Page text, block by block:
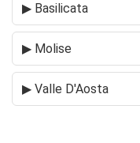
▶ Basilicata
▶ Molise
▶ Valle D'Aosta